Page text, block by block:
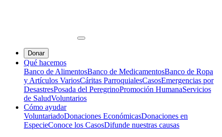
Donar
Qué hacemos
Banco de AlimentosBanco de MedicamentosBanco de Ropa
y Artículos VariosCáritas ParroquialesCasosEmergencias por
DesastresPosada del PeregrinoPromoción HumanaServicios
de SaludVoluntarios
Cómo ayudar
VoluntariadoDonaciones EconómicasDonaciones en
EspecieConoce los CasosDifunde nuestras causas